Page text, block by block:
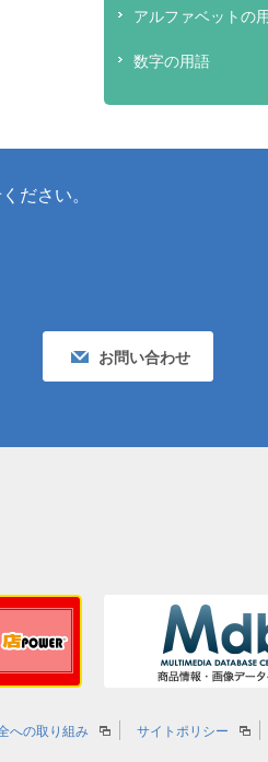
アルファベットの
数字の用語
ださい。
お問い合わせ
への取り組み サイトポリシー